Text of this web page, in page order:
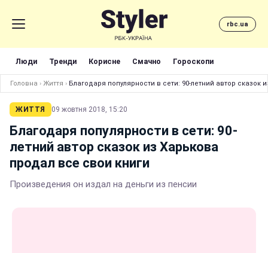
rbc.ua
Люди Тренди Корисне Смачно Гороскопи
Головна › Життя › Благодаря популярности в сети: 90-летний автор сказок
ЖИТТЯ 09 жовтня 2018, 15:20
Благодаря популярности в сети: 90-
летний автор сказок из Харькова
продал все свои книги
Произведения он издал на деньги из пенсии